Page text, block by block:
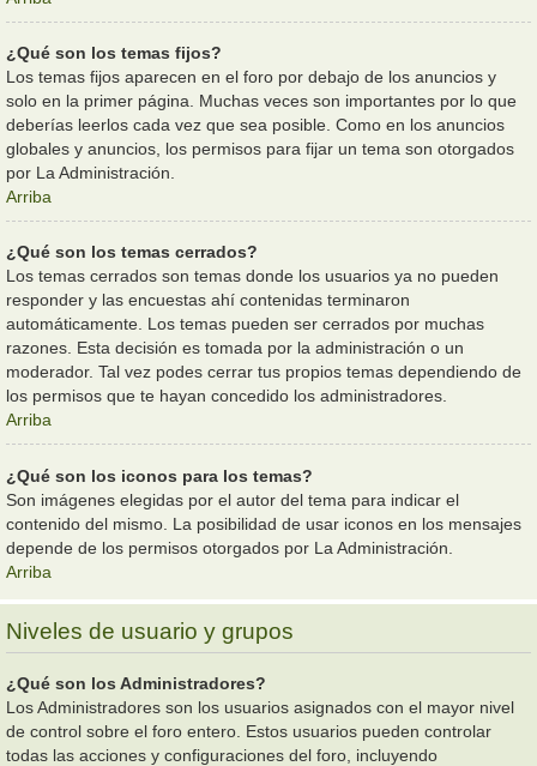
¿Qué son los temas fijos?
Los temas fijos aparecen en el foro por debajo de los anuncios y
solo en la primer página. Muchas veces son importantes por lo que
deberías leerlos cada vez que sea posible. Como en los anuncios
globales y anuncios, los permisos para fijar un tema son otorgados
por La Administración.
Arriba
¿Qué son los temas cerrados?
Los temas cerrados son temas donde los usuarios ya no pueden
responder y las encuestas ahí contenidas terminaron
automáticamente. Los temas pueden ser cerrados por muchas
razones. Esta decisión es tomada por la administración o un
moderador. Tal vez podes cerrar tus propios temas dependiendo de
los permisos que te hayan concedido los administradores.
Arriba
¿Qué son los iconos para los temas?
Son imágenes elegidas por el autor del tema para indicar el
contenido del mismo. La posibilidad de usar iconos en los mensajes
depende de los permisos otorgados por La Administración.
Arriba
Niveles de usuario y grupos
¿Qué son los Administradores?
Los Administradores son los usuarios asignados con el mayor nivel
de control sobre el foro entero. Estos usuarios pueden controlar
todas las acciones y configuraciones del foro, incluyendo